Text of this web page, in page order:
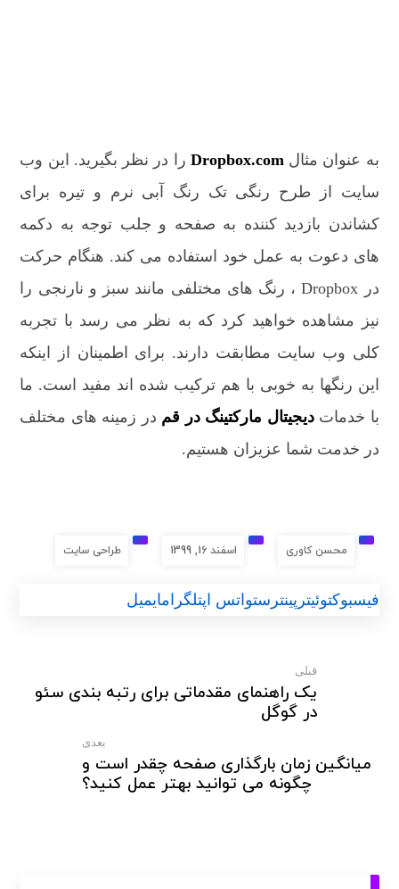
به عنوان مثال Dropbox.com را در نظر بگیرید. این وب
سایت از طرح رنگی تک رنگ آبی نرم و تیره برای
کشاندن بازدید کننده به صفحه و جلب توجه به دکمه
های دعوت به عمل خود استفاده می کند. هنگام حرکت
در Dropbox ، رنگ های مختلفی مانند سبز و نارنجی را
نیز مشاهده خواهید کرد که به نظر می رسد با تجربه
کلی وب سایت مطابقت دارند. برای اطمینان از اینکه
این رنگها به خوبی با هم ترکیب شده اند مفید است. ما
با خدماتدیجیتال مارکتینگ در قم در زمینه های مختلف
در خدمت شما عزیزان هستیم.
محسن کاوری اسفند 16, 1399 طراحی سایت
فیسبوکتوئیتر پینترستواتس اپتلگرامایمیل
قبلی
یک راهنمای مقدماتی برای رتبه بندی سئو
در گوگل
بعدی
میانگین زمان بارگذاری صفحه چقدر است و
چگونه می توانید بهتر عمل کنید؟